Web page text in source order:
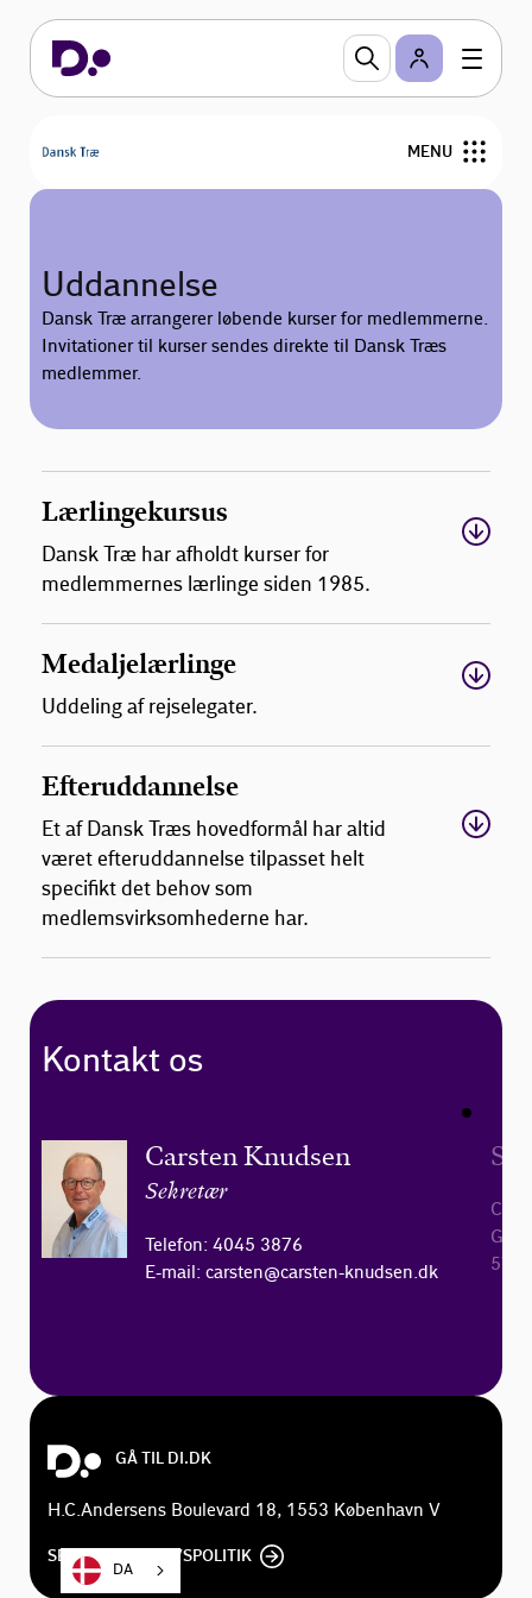
MENU
Medlemmer
Medlemsfordele
Publikationer
Uddannelse
Dansk Træ arrangerer løbende kurser for medlemmerne.
Invitationer til kurser sendes direkte til Dansk Træs
medlemmer.
Lærlingekursus
Dansk Træ har afholdt kurser for
medlemmernes lærlinge siden 1985.
Medaljelærlinge
Uddeling af rejselegater.
Efteruddannelse
Et af Dansk Træs hovedformål har altid
været efteruddannelse tilpasset helt
specifikt det behov som
medlemsvirksomhederne har.
Kontakt os
Carsten Knudsen
Sekretær
Telefon: 4045 3876
E-mail: carsten@carsten-knudsen.dk
GÅ TIL DI.DK
H.C.Andersens Boulevard 18, 1553 København V
SE DI'S PRIVATLIVSPOLITIK
DA